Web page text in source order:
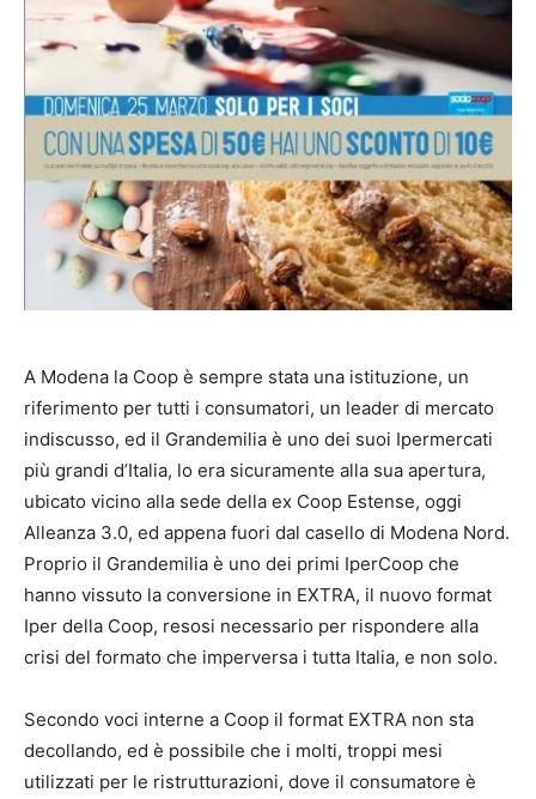
A Modena la Coop è sempre stata una istituzione, un
riferimento per tutti i consumatori, un leader di mercato
indiscusso, ed il Grandemilia è uno dei suoi Ipermercati
più grandi d’Italia, lo era sicuramente alla sua apertura,
ubicato vicino alla sede della ex Coop Estense, oggi
Alleanza 3.0, ed appena fuori dal casello di Modena Nord.
Proprio il Grandemilia è uno dei primi IperCoop che
hanno vissuto la conversione in EXTRA, il nuovo format
Iper della Coop, resosi necessario per rispondere alla
crisi del formato che imperversa i tutta Italia, e non solo.
Secondo voci interne a Coop il format EXTRA non sta
decollando, ed è possibile che i molti, troppi mesi
utilizzati per le ristrutturazioni, dove il consumatore è